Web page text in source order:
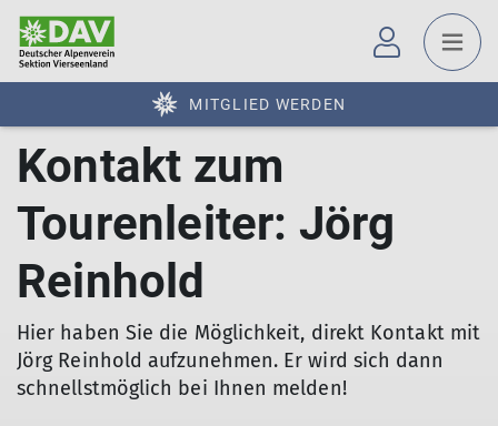
MITGLIED WERDEN
Kontakt zum
Tourenleiter: Jörg
Reinhold
Hier haben Sie die Möglichkeit, direkt Kontakt mit
Jörg Reinhold aufzunehmen. Er wird sich dann
schnellstmöglich bei Ihnen melden!